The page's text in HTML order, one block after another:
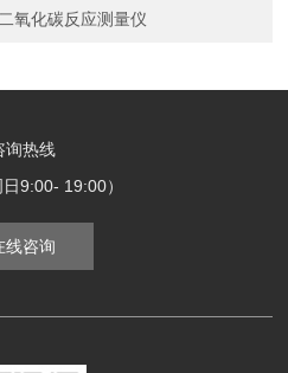
氧化碳反应测量仪
询热线
日9:00- 19:00）
线咨询